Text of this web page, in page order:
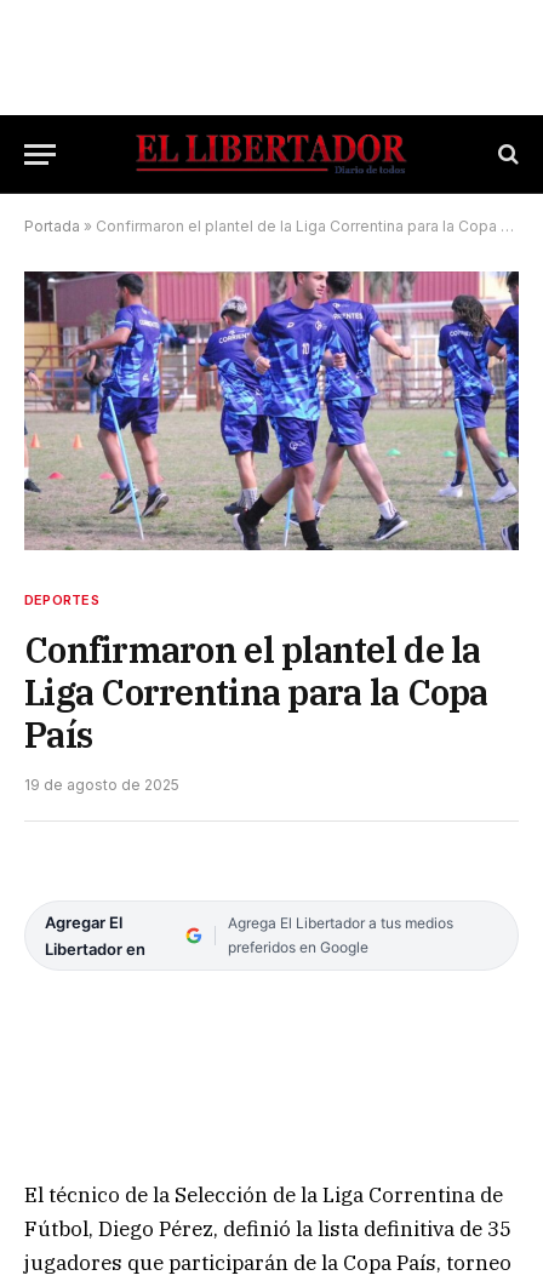
Portada » Confirmaron el plantel de la Liga Correntina para la Copa País
DEPORTES
Confirmaron el plantel de la
Liga Correntina para la Copa
País
19 de agosto de 2025
Agregar El
Libertador en
Agrega El Libertador a tus medios
preferidos en Google
El técnico de la Selección de la Liga Correntina de
Fútbol, Diego Pérez, definió la lista definitiva de 35
jugadores que participarán de la Copa País, torneo